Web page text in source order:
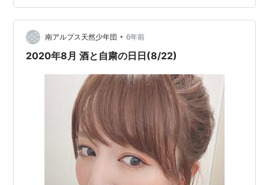
あり、私の本望なのであります。このユニットでアルバ
ムをまるっと1枚作ってくれないかな。
南アルプス天然少年団 • 6年前
2020年8月 酒と自粛の日日(8/22)